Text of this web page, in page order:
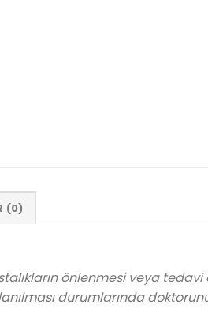
(0)
önlenmesi veya tedavi
durumlarında